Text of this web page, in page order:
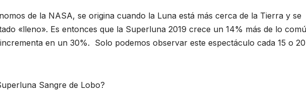
de la NASA, se origina cuando la Luna está más cerca de la Tierra y se
«lleno». Es entonces que la Superluna 2019 crece un 14% más de lo
en un 30%. Solo podemos observar este espectáculo cada 15 o 20
Sangre de Lobo?